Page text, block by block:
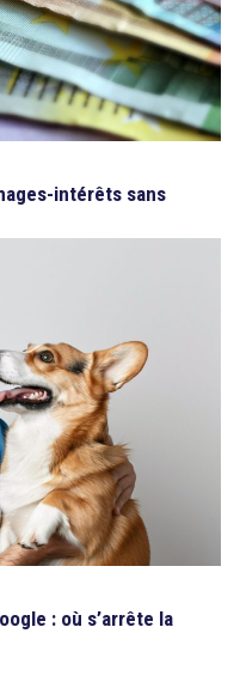
intérêts sans
: où s’arrête la